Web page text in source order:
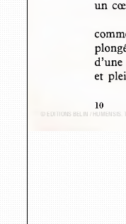
un
et
10
© ÉDITIONS BELIN / HUMENSIS.